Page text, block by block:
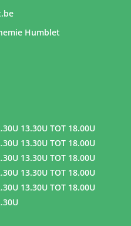
Humblet
13.30U TOT 18.00U
13.30U TOT 18.00U
13.30U TOT 18.00U
13.30U TOT 18.00U
13.30U TOT 18.00U